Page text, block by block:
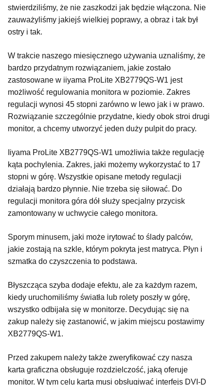
stwierdziliśmy, że nie zaszkodzi jak będzie włączona. Nie
zauważyliśmy jakiejś wielkiej poprawy, a obraz i tak był
ostry i tak.
W trakcie naszego miesięcznego używania uznaliśmy, że
bardzo przydatnym rozwiązaniem, jakie zostało
zastosowane w iiyama ProLite XB2779QS-W1 jest
możliwość regulowania monitora w poziomie. Zakres
regulacji wynosi 45 stopni zarówno w lewo jak i w prawo.
Rozwiązanie szczególnie przydatne, kiedy obok stroi drugi
monitor, a chcemy utworzyć jeden duży pulpit do pracy.
Iiyama ProLite XB2779QS-W1 umożliwia także regulację
kąta pochylenia. Zakres, jaki możemy wykorzystać to 17
stopni w górę. Wszystkie opisane metody regulacji
działają bardzo płynnie. Nie trzeba się siłować. Do
regulacji monitora góra dół służy specjalny przycisk
zamontowany w uchwycie całego monitora.
Sporym minusem, jaki może irytować to ślady palców,
jakie zostają na szkle, którym pokryta jest matryca. Płyn i
szmatka do czyszczenia to podstawa.
Błyszcząca szyba dodaje efektu, ale za każdym razem,
kiedy uruchomiliśmy światła lub rolety poszły w górę,
wszystko odbijała się w monitorze. Decydując się na
zakup należy się zastanowić, w jakim miejscu postawimy
XB2779QS-W1.
Przed zakupem należy także zweryfikować czy nasza
karta graficzna obsługuje rozdzielczość, jaką oferuje
monitor. W tym celu karta musi obsługiwać interfejs DVI-D